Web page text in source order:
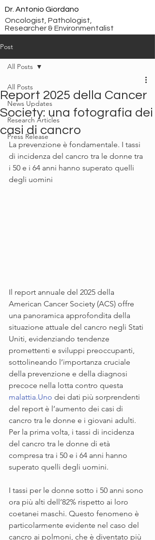
Dr. Antonio Giordano
Oncologist, Pathologist,
Researcher & Environmentalist
Post
All Posts
News Updates
Research Articles
Press Release
All Posts
Report 2025 della Cancer
Society: una fotografia dei
casi di cancro
La prevenzione è fondamentale. I tassi
di incidenza del cancro tra le donne tra
i 50 e i 64 anni hanno superato quelli
degli uomini
Il report annuale del 2025 della
American Cancer Society (ACS) offre
una panoramica approfondita della
situazione attuale del cancro negli Stati
Uniti, evidenziando tendenze
promettenti e sviluppi preoccupanti,
sottolineando l’importanza cruciale
della prevenzione e della diagnosi
precoce nella lotta contro questa
malattia.Uno dei dati più sorprendenti
del report è l’aumento dei casi di
cancro tra le donne e i giovani adulti.
Per la prima volta, i tassi di incidenza
del cancro tra le donne di età
compresa tra i 50 e i 64 anni hanno
superato quelli degli uomini.
I tassi per le donne sotto i 50 anni sono
ora più alti dell’82% rispetto ai loro
coetanei maschi. Questo fenomeno è
particolarmente evidente nel caso del
cancro ai polmoni, che è diventato più